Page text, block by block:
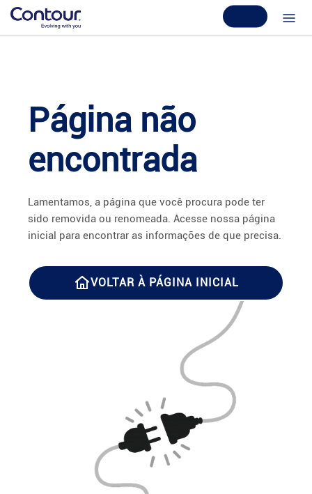
Página não
encontrada
Lamentamos, a página que você procura pode ter
sido removida ou renomeada. Acesse nossa página
inicial para encontrar as informações de que precisa.
VOLTAR À PÁGINA INICIAL